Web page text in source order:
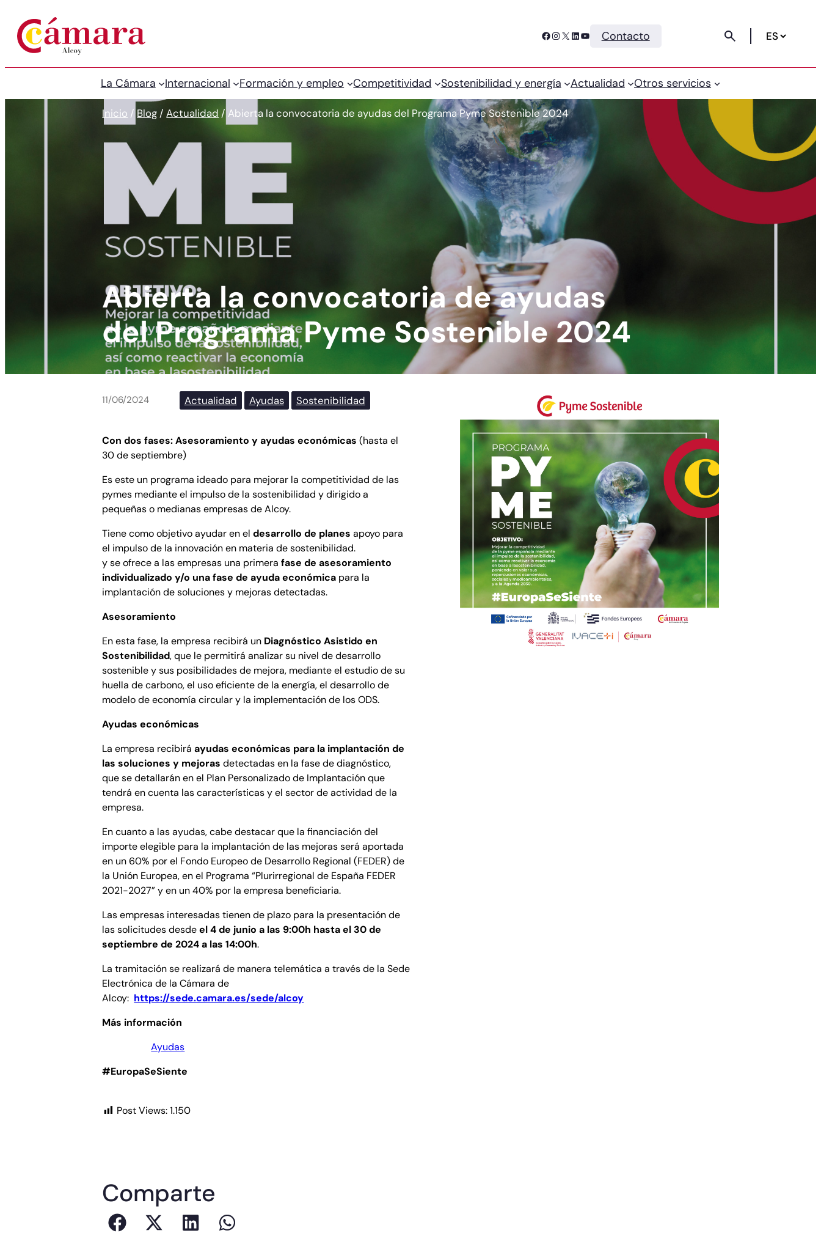
Facebook Instagram X LinkedIn YouTube Contacto
La Cámara Internacional Formación y empleo Competitividad Sostenibilidad y energía Actualidad Otros servicios
Inicio / Blog /Actualidad / Abierta la convocatoria de ayudas del Programa Pyme Sostenible 2024
Abierta la convocatoria de ayudas
del Programa Pyme Sostenible 2024
11/06/2024 Actualidad Ayudas Sostenibilidad
Con dos fases: Asesoramiento y ayudas económicas (hasta el
30 de septiembre)
Es este un programa ideado para mejorar la competitividad de las
pymes mediante el impulso de la sostenibilidad y dirigido a
pequeñas o medianas empresas de Alcoy.
Tiene como objetivo ayudar en eldesarrollo de planes apoyo para
el impulso de la innovación en materia de sostenibilidad.
y se ofrece a las empresas una primerafase de asesoramiento
individualizado y/o una fase de ayuda económica para la
implantación de soluciones y mejoras detectadas.
Asesoramiento
En esta fase, la empresa recibirá un Diagnóstico Asistido en
Sostenibilidad, que le permitirá analizar su nivel de desarrollo
sostenible y sus posibilidades de mejora, mediante el estudio de su
huella de carbono, el uso eficiente de la energía, el desarrollo de
modelo de economía circular y la implementación de los ODS.
Ayudas económicas
La empresa recibiráayudas económicas para la implantación de
las soluciones y mejorasdetectadas en la fase de diagnóstico,
que se detallarán en el Plan Personalizado de Implantación que
tendrá en cuenta las características y el sector de actividad de la
empresa.
En cuanto a las ayudas, cabe destacar que la financiación del
importe elegible para la implantación de las mejoras será aportada
en un 60% por el Fondo Europeo de Desarrollo Regional (FEDER) de
la Unión Europea, en el Programa “Plurirregional de España FEDER
2021-2027” y en un 40% por la empresa beneficiaria.
Las empresas interesadas tienen de plazo para la presentación de
las solicitudes desdeel 4 de junio a las 9:00h hasta el 30 de
septiembre de 2024 a las 14:00h.
La tramitación se realizará de manera telemática a través de la Sede
Electrónica de la Cámara de
Alcoy: https://sede.camara.es/sede/alcoy
Más información
Ayudas
#EuropaSeSiente
Post Views: 1.150
Comparte